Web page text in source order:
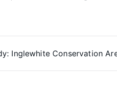
Inglewhite Conservation